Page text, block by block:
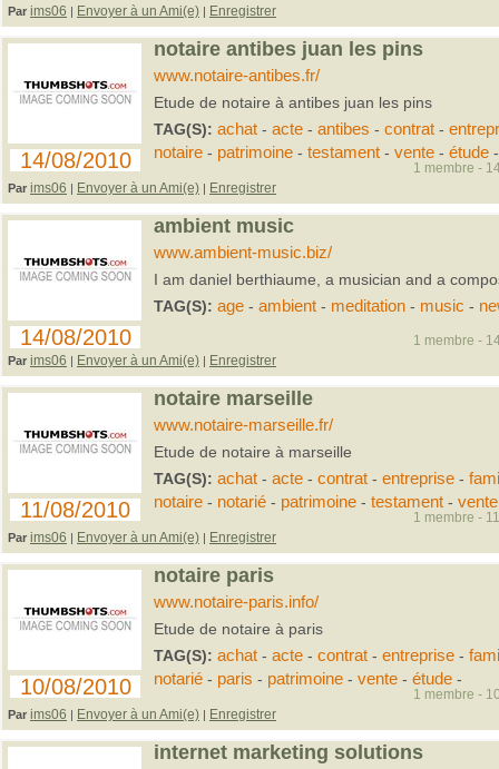
Par ims06 | Envoyer à un Ami(e) | Enregistrer
14/08/2010
notaire antibes juan les pins
www.notaire-antibes.fr/
Etude de notaire à antibes juan les pins
TAG(S): achat- acte- antibes - contrat-
notaire- patrimoine- testament- vente- étude-
Par ims06 | Envoyer à un Ami(e) | Enregistrer
1 membre -
14/08/2010
ambient music
www.ambient-music.biz/
I am daniel berthiaume, a musician and a
TAG(S): age - ambient- meditation- music -
Par ims06 | Envoyer à un Ami(e) | Enregistrer
1 membre -
11/08/2010
notaire marseille
www.notaire-marseille.fr/
Etude de notaire à marseille
TAG(S): achat- acte- contrat- entreprise-
notaire- notarié- patrimoine- testament- vente
Par ims06 | Envoyer à un Ami(e) | Enregistrer
1 membre -
10/08/2010
notaire paris
www.notaire-paris.info/
Etude de notaire à paris
TAG(S): achat- acte- contrat- entreprise-
notarié- paris - patrimoine- vente- étude-
Par ims06 | Envoyer à un Ami(e) | Enregistrer
1 membre -
internet marketing solutions